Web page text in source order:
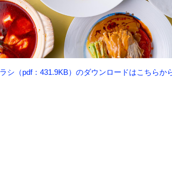
シ（pdf：431.9KB）のダウンロードはこちらか